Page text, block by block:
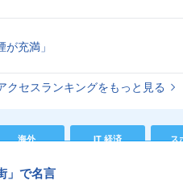
充満」
クセスランキングをもっと見る
海外 IT 経済 ス
」で名言